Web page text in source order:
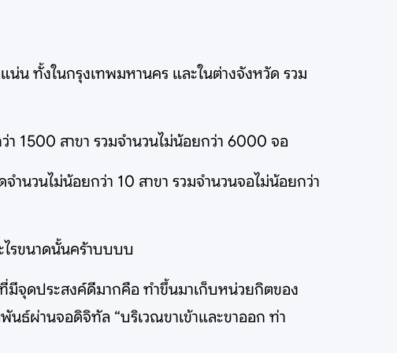
ทั้งในกรุงเทพมหานคร และในต่างจังหวัด รวม
1500 สาขา รวมจำนวนไม่น้อยกว่า 6000 จอ
นวนไม่น้อยกว่า 10 สาขา รวมจำนวนจอไม่น้อยกว่า
ไรขนาดนั้นคร้าบบบบ
ที่มีจุดประสงค์ดีมากคือ ทำขึ้นมาเก็บหน่วยกิตของ
ธ์ผ่านจอดิจิทัล “บริเวณขาเข้าและขาออก ท่า